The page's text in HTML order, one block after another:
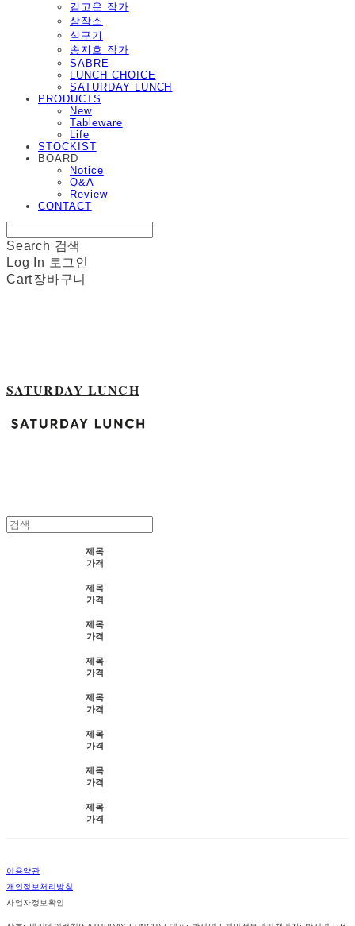
김고운 작가
삼작소
식구기
송지호 작가
SABRE
LUNCH CHOICE
SATURDAY LUNCH
PRODUCTS
New
Tableware
Life
STOCKIST
BOARD
Notice
Q&A
Review
CONTACT
Search 검색
Log In 로그인
Cart장바구니
SATURDAY LUNCH
제목
가격
제목
가격
제목
가격
제목
가격
제목
가격
제목
가격
제목
가격
제목
가격
이용약관
개인정보처리방침
사업자정보확인